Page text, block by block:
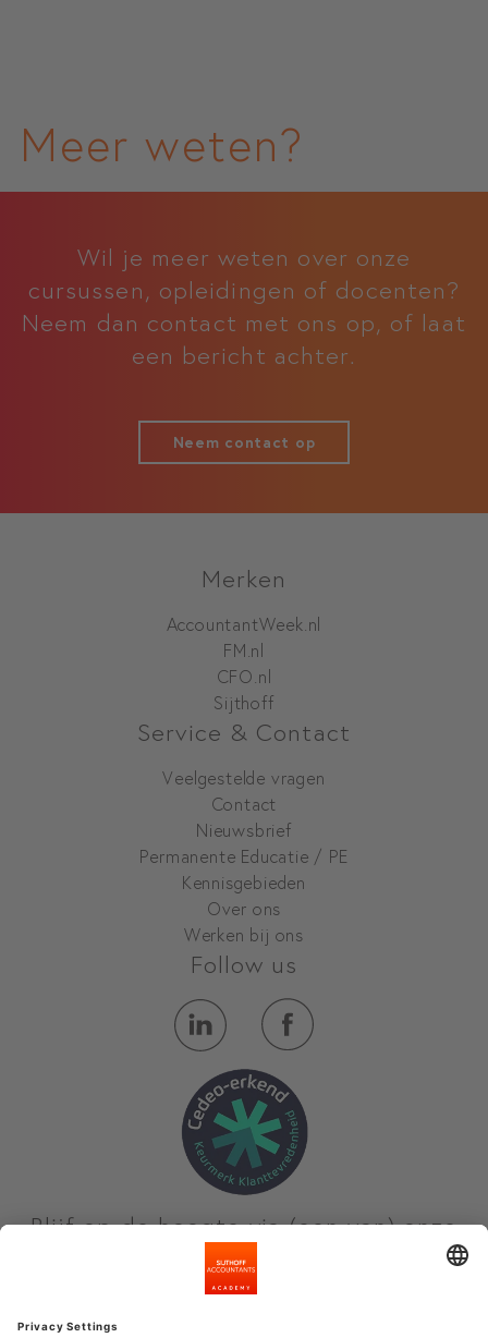
Meer weten?
Wil je meer weten over onze
cursussen, opleidingen of docenten?
Neem dan contact met ons op, of laat
een bericht achter.
Neem contact op
Merken
AccountantWeek.nl
FM.nl
CFO.nl
Sijthoff
Service & Contact
Veelgestelde vragen
Contact
Nieuwsbrief
Permanente Educatie / PE
Kennisgebieden
Over ons
Werken bij ons
Follow us
Blijf op de hoogte via (een van) onze
nieuwsbrieven